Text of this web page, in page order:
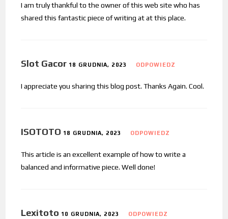
I am truly thankful to the owner of this web site who has
shared this fantastic piece of writing at at this place.
Slot Gacor 18 GRUDNIA, 2023 ODPOWIEDZ
I appreciate you sharing this blog post. Thanks Again. Cool.
ISOTOTO 18 GRUDNIA, 2023 ODPOWIEDZ
This article is an excellent example of how to write a
balanced and informative piece. Well done!
Lexitoto 10 GRUDNIA, 2023 ODPOWIEDZ